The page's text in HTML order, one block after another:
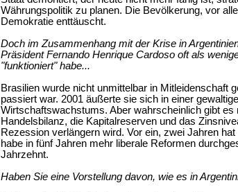
Währungspolitik zu planen. Die Bevölkerung, vor
Demokratie enttäuscht.
Doch im Zusammenhang mit der Krise in
Präsident Fernando Henrique Cardoso oft als
"funktioniert" habe...
Brasilien wurde nicht unmittelbar in Mitleidenschaft
passiert war. 2001 äußerte sie sich in einer
Wirtschaftswachstums. Aber wahrscheinlich gibt es
Handelsbilanz, die Kapitalreserven und das
Rezession verlängern wird. Vor ein, zwei Jahren
habe in fünf Jahren mehr liberale Reformen
Jahrzehnt.
Haben Sie eine Vorstellung davon, wie es in